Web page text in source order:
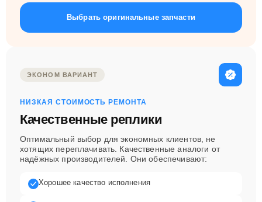
Выбрать оригинальные запчасти
ЭКОНОМ ВАРИАНТ
НИЗКАЯ СТОИМОСТЬ РЕМОНТА
Качественные реплики
Оптимальный выбор для экономных клиентов, не
хотящих переплачивать. Качественные аналоги от
надёжных производителей. Они обеспечивают:
Хорошее качество исполнения